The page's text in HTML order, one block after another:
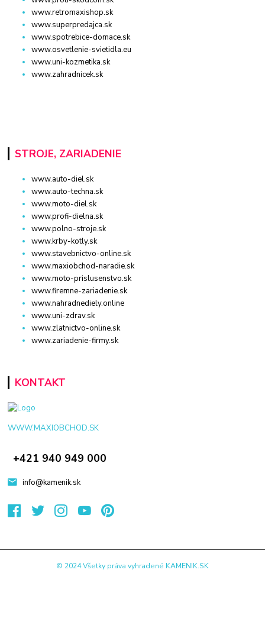
www.retromaxishop.sk
www.superpredajca.sk
www.spotrebice-domace.sk
www.osvetlenie-svietidla.eu
www.uni-kozmetika.sk
www.zahradnicek.sk
STROJE, ZARIADENIE
www.auto-diel.sk
www.auto-techna.sk
www.moto-diel.sk
www.profi-dielna.sk
www.polno-stroje.sk
www.krby-kotly.sk
www.stavebnictvo-online.sk
www.maxiobchod-naradie.sk
www.moto-prislusenstvo.sk
www.firemne-zariadenie.sk
www.nahradnediely.online
www.uni-zdrav.sk
www.zlatnictvo-online.sk
www.zariadenie-firmy.sk
KONTAKT
WWW.MAXIOBCHOD.SK
+421 940 949 000
info@kamenik.sk
© 2024 Všetky práva vyhradené KAMENIK.SK